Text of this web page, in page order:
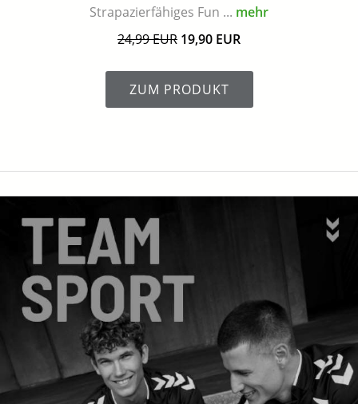
Strapazierfähiges Fun ... mehr
24,99 EUR 19,90 EUR
ZUM PRODUKT